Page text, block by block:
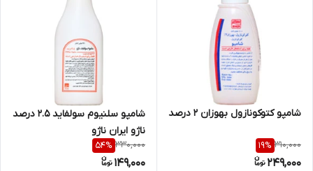
شامپو کتوکونازول بهوزان 2 درصد
310,000
19%
249,000
شامپو سلنیوم سولفاید 2.5 درصد
ناژو ایران ناژو
330,000
54%
149,000